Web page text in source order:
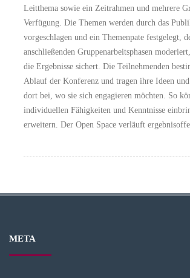
Leitthema sowie ein Zeitrahmen und mehrere
Verfügung. Die Themen werden durch das
vorgeschlagen und ein Themenpate festgelegt,
anschließenden Gruppenarbeitsphasen
die Ergebnisse sichert. Die Teilnehmenden
Ablauf der Konferenz und tragen ihre Ideen
dort bei, wo sie sich engagieren möchten. So
individuellen Fähigkeiten und Kenntnisse
erweitern. Der Open Space verläuft
META